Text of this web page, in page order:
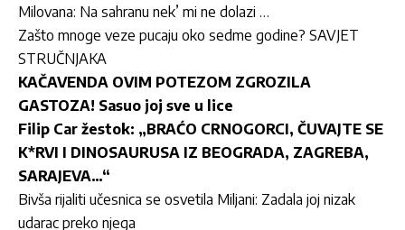
Milovana: Na sahranu nek’ mi ne dolazi …
Zašto mnoge veze pucaju oko sedme godine? SAVJET
STRUČNJAKA
KAČAVENDA OVIM POTEZOM ZGROZILA
GASTOZA! Sasuo joj sve u lice
Filip Car žestok: „BRAĆO CRNOGORCI, ČUVAJTE SE
K*RVI I DINOSAURUSA IZ BEOGRADA, ZAGREBA,
SARAJEVA…“
Bivša rijaliti učesnica se osvetila Miljani: Zadala joj nizak
udarac preko njega